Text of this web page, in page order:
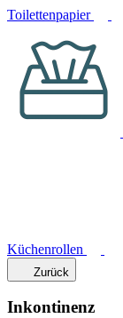
Toilettenpapier
Küchenrollen
Zurück
Inkontinenz